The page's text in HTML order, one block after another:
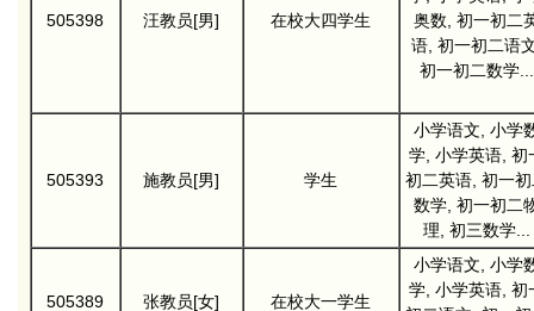
505398 汪教员[男] 在校大四学生
奥数, 初一初二
语, 初一初二语
初一初二数学...
505393 施教员[男] 学生
小学语文, 小学
学, 小学英语, 初
初二英语, 初一
数学, 初一初二
理, 初三数学...
505389 张教员[女] 在校大一学生
小学语文, 小学
学, 小学英语, 初